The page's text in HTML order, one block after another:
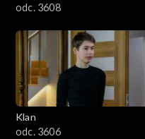
odc. 3608
Klan
odc. 3606